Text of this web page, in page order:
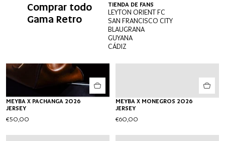
Comprar todo
Gama Retro
TIENDA DE FANS
LEYTON ORIENT FC
SAN FRANCISCO CITY
BLAUGRANA
GUYANA
CÁDIZ
MEYBA X PACHANGA 2026
JERSEY
€50,00
MEYBA X MONEGROS 2026
JERSEY
€60,00